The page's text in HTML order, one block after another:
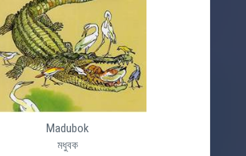
Madubok
মধুবক